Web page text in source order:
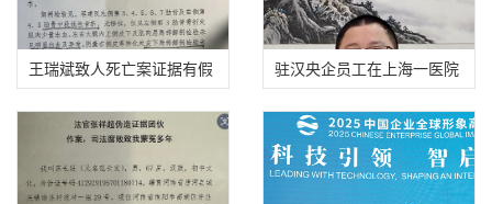
王瑞斌致人死亡案证据有假
适用法律错误
驻汉央企员工在上海一医院
勇斗歹徒，头